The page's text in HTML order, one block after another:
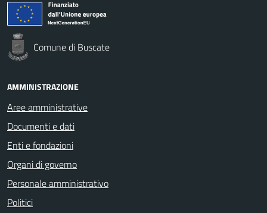
Comune di Buscate
AMMINISTRAZIONE
Aree amministrative
Documenti e dati
Enti e fondazioni
Organi di governo
Personale amministrativo
Politici